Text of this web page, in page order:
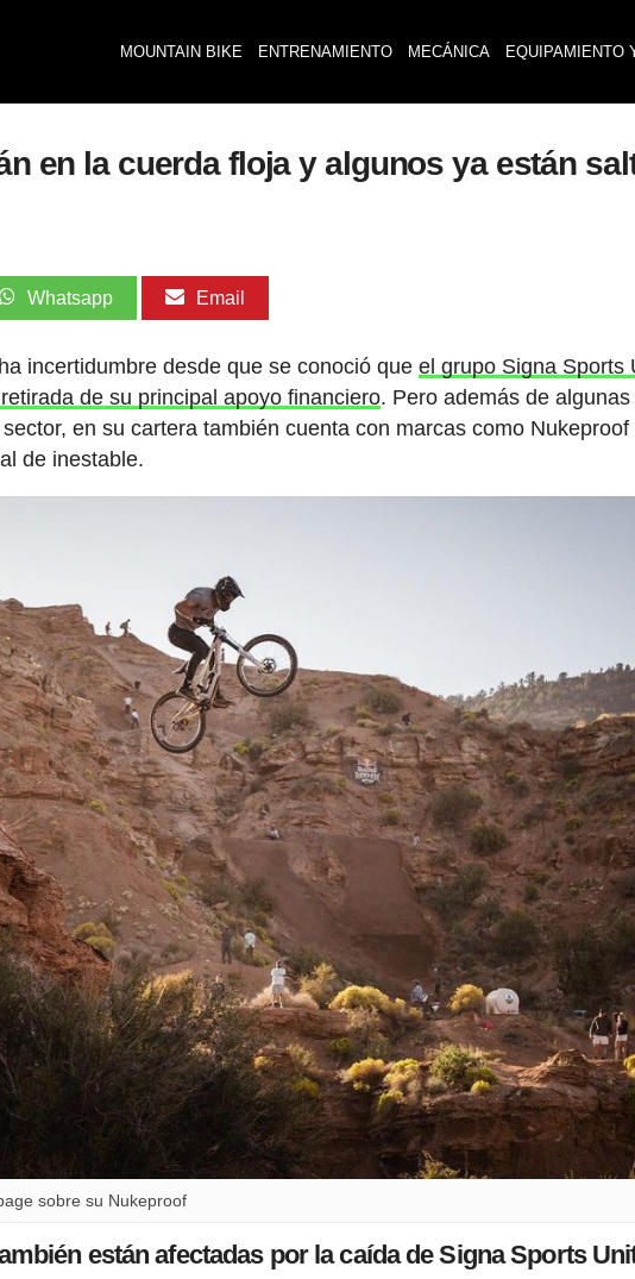
MOUNTAIN BIKE ENTRENAMIENTO MECÁNICA EQUIPAMIENTO
en la cuerda floja y algunos ya están
Whatsapp Email
incertidumbre desde que se conoció queel grupo Signa Sports
de su principal apoyo financiero. Pero además de
en su cartera también cuenta con marcas como Nukeproof
de inestable.
sobre su Nukeproof
están afectadas por la caída de Signa Sports